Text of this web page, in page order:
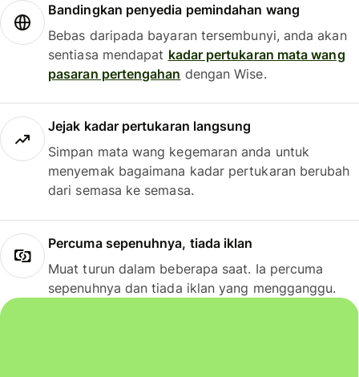
Bandingkan penyedia pemindahan wang
Bebas daripada bayaran tersembunyi, anda akan
sentiasa mendapat kadar pertukaran mata wang
pasaran pertengahan dengan Wise.
Jejak kadar pertukaran langsung
Simpan mata wang kegemaran anda untuk
menyemak bagaimana kadar pertukaran berubah
dari semasa ke semasa.
Percuma sepenuhnya, tiada iklan
Muat turun dalam beberapa saat. Ia percuma
sepenuhnya dan tiada iklan yang mengganggu.